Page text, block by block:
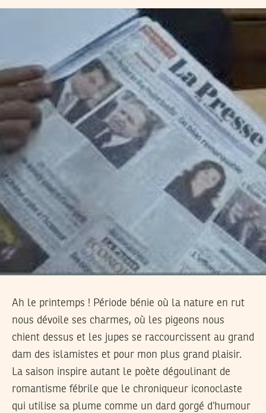
Ah le printemps ! Période bénie où la nature en rut
nous dévoile ses charmes, où les pigeons nous
chient dessus et les jupes se raccourcissent au grand
dam des islamistes et pour mon plus grand plaisir.
La saison inspire autant le poète dégoulinant de
romantisme fébrile que le chroniqueur iconoclaste
qui utilise sa plume comme un dard gorgé d’humour